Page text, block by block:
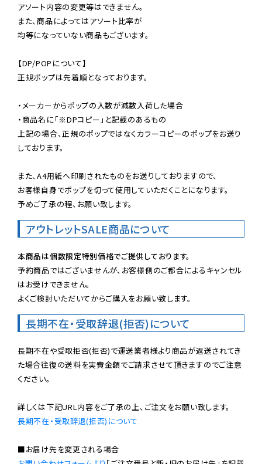
アソート内容の変更等はできません。
また、商品によってはアソート比率が
均等になっていない商品もございます。
【DP/POPについて】
正規ポップは先着順となっております。
・メーカーからポップの入数が減数入荷した場合
・商品名に「※DPコピー」と記載のあるもの
上記の場合、正規のポップではなくカラーコピーのポップをお送り
しております。
また、A4用紙へ印刷されたものをお送りしておりますので、
お客様自身でポップを切って使用していただくことになります。
予めご了承の程、お願い致します。
アウトレットSALE商品について
本商品は個数限定特別価格でご提供しております。
予約商品ではございませんが、お客様側のご都合によるキャンセル
はお受けできません。
よくご検討いただいてからご購入をお願い致します。
長期不在・受取辞退(拒否)について
長期不在や受取拒否(拒否)で運送業者様より商品が返送されてき
た場合往復の送料を実費金額でご請求させて頂きますのでご注意
ください。
長期不在・受取辞退(拒否)について